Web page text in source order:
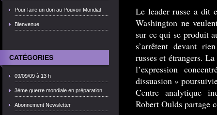
Pour faire un don au Pouvoir Mondial
Bienvenue
CATÉGORIES
09/09/09 à 13 h
3ème guerre mondiale en préparation
Abonnement Newsletter
Le leader russe a dit
Washington ne
sur ce qui se produit
s’arrêtent devant
russes et étrangers.
l’expression
dissuasion »
Centre analytique
Robert Oulds partage